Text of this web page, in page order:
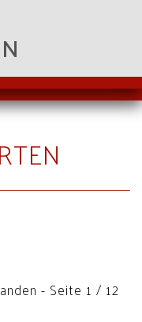
- Seite 1 / 12